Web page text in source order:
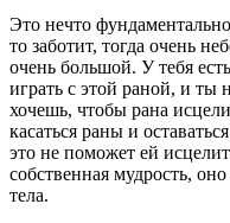
Это нечто
то заботит, тогда очень
очень большой. У тебя
играть с этой раной, и ты
хочешь, чтобы рана
касаться раны и
это не поможет ей
собственная мудрость,
тела.